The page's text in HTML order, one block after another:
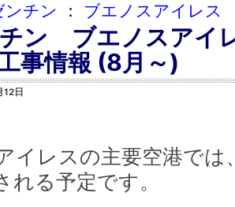
ンチン ： ブエノスアイレス
ン ブエノスアイ
事情報 (8月～)
日
イレスの主要空港では
れる予定です。